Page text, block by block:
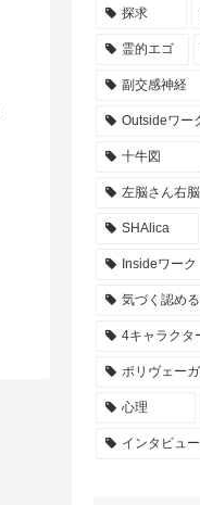
探求
霊的エゴ
副交感神経
Outsideワー
十牛図
左脳さん右
SHAlica
Insideワーク
気づく認め
4キャラクタ
ポリヴェー
心理
インタビュー